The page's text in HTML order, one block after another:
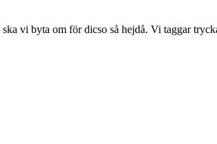
vi byta om för dicso så hejdå. Vi taggar